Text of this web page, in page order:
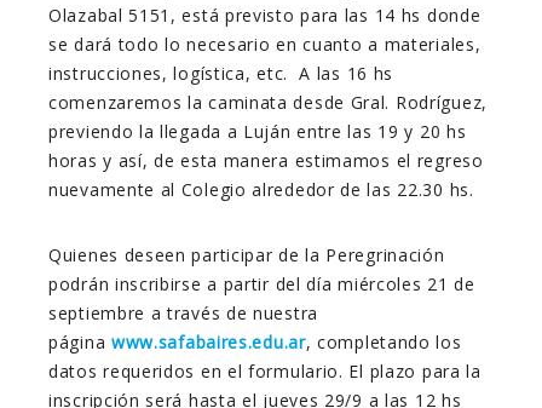
Olazabal 5151, está previsto para las 14 hs donde
se dará todo lo necesario en cuanto a materiales,
instrucciones, logística, etc. A las 16 hs
comenzaremos la caminata desde Gral. Rodríguez,
previendo la llegada a Luján entre las 19 y 20 hs
horas y así, de esta manera estimamos el regreso
nuevamente al Colegio alrededor de las 22.30 hs.
Quienes deseen participar de la Peregrinación
podrán inscribirse a partir del día miércoles 21 de
septiembre a través de nuestra
página www.safabaires.edu.ar, completando los
datos requeridos en el formulario. El plazo para la
inscripción será hasta el jueves 29/9 a las 12 hs